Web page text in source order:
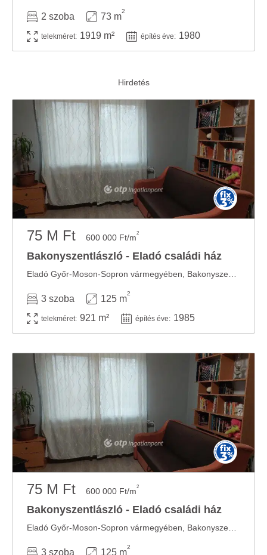
2 szoba 73 m
2
telekméret: 1919 m² építés éve: 1980
75 M Ft 600 000 Ft/m2
Bakonyszentlászló - Eladó családi ház
3 szoba 125 m
2
telekméret: 921 m² építés éve: 1985
75 M Ft 600 000 Ft/m2
Bakonyszentlászló - Eladó családi ház
3 szoba 125 m
2